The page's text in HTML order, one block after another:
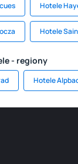
Hotele
Hotele
- regiony
Hotele